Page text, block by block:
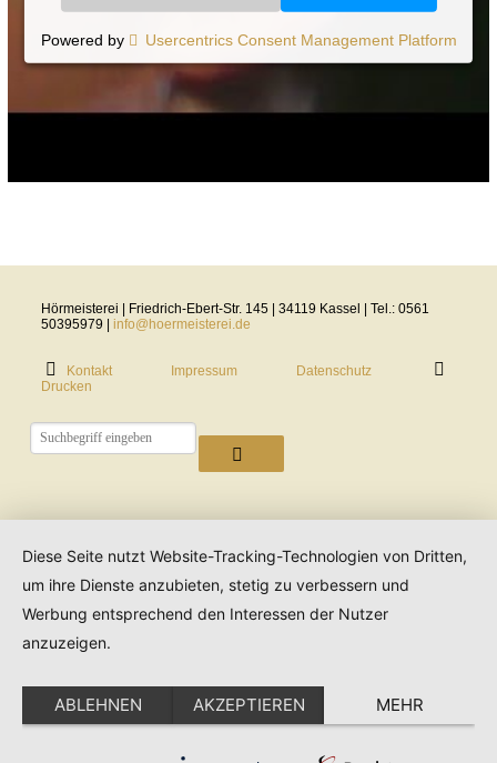
Powered by Usercentrics Consent Management Platform
Hörmeisterei | Friedrich-Ebert-Str. 145 | 34119 Kassel | Tel.: 0561
50395979 |info@hoermeisterei.de
Kontakt Impressum
Datenschutz
Drucken
Diese Seite nutzt Website-Tracking-Technologien von Dritten,
um ihre Dienste anzubieten, stetig zu verbessern und
Werbung entsprechend den Interessen der Nutzer
anzuzeigen.
ABLEHNEN AKZEPTIEREN MEHR